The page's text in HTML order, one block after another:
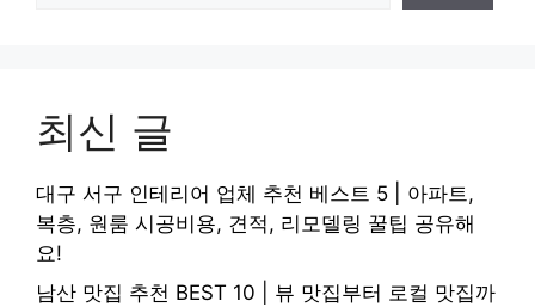
최신 글
대구 서구 인테리어 업체 추천 베스트 5 | 아파트,
복층, 원룸 시공비용, 견적, 리모델링 꿀팁 공유해
요!
남산 맛집 추천 BEST 10 | 뷰 맛집부터 로컬 맛집까